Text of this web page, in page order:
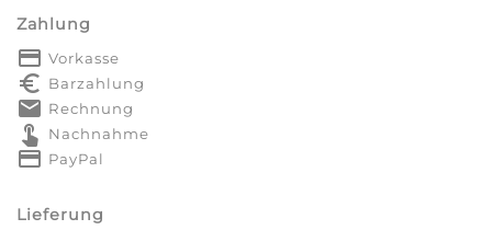
Zahlung
payment Vorkasse
euro_symbol Barzahlung
markunread Rechnung
touch_app Nachnahme
credit_card PayPal
Lieferung